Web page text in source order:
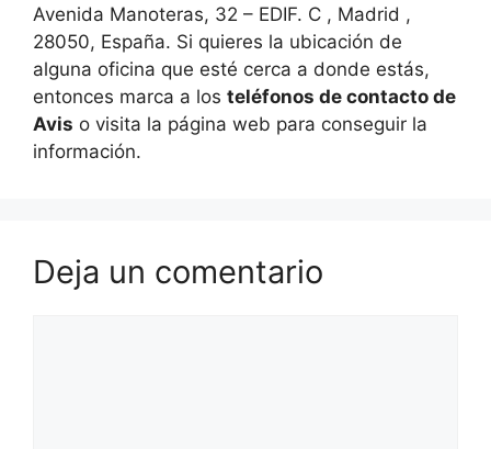
Avenida Manoteras, 32 – EDIF. C , Madrid ,
28050, España. Si quieres la ubicación de
alguna oficina que esté cerca a donde estás,
entonces marca a los teléfonos de contacto de
Avis o visita la página web para conseguir la
información.
Deja un comentario